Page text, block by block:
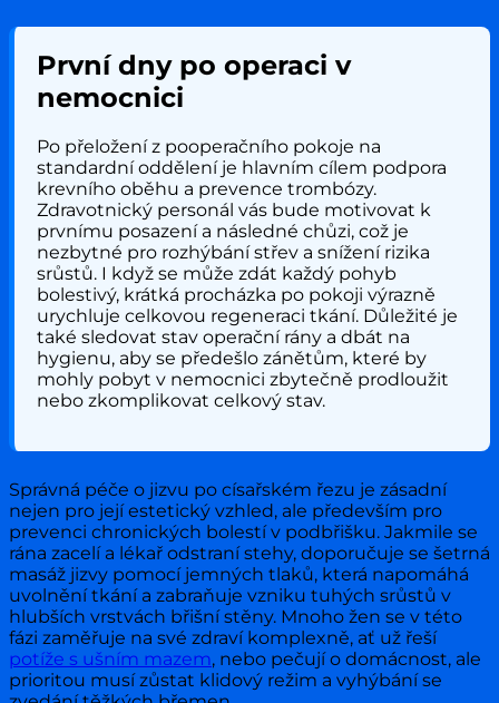
První dny po operaci v
nemocnici
Po přeložení z pooperačního pokoje na
standardní oddělení je hlavním cílem podpora
krevního oběhu a prevence trombózy.
Zdravotnický personál vás bude motivovat k
prvnímu posazení a následné chůzi, což je
nezbytné pro rozhýbání střev a snížení rizika
srůstů. I když se může zdát každý pohyb
bolestivý, krátká procházka po pokoji výrazně
urychluje celkovou regeneraci tkání. Důležité je
také sledovat stav operační rány a dbát na
hygienu, aby se předešlo zánětům, které by
mohly pobyt v nemocnici zbytečně prodloužit
nebo zkomplikovat celkový stav.
Správná péče o jizvu po císařském řezu je zásadní
nejen pro její estetický vzhled, ale především pro
prevenci chronických bolestí v podbřišku. Jakmile se
rána zacelí a lékař odstraní stehy, doporučuje se šetrná
masáž jizvy pomocí jemných tlaků, která napomáhá
uvolnění tkání a zabraňuje vzniku tuhých srůstů v
hlubších vrstvách břišní stěny. Mnoho žen se v této
fázi zaměřuje na své zdraví komplexně, ať už řeší
potíže s ušním mazem, nebo pečují o domácnost, ale
prioritou musí zůstat klidový režim a vyhýbání se